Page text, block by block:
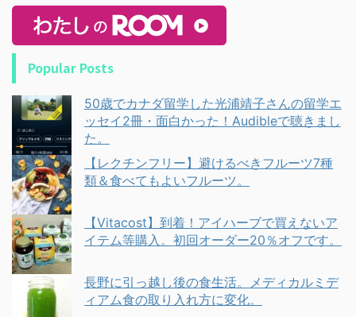
Popular Posts
50歳でカナダ留学した光浦靖子さんの留学エ
ッセイ2冊・面白かった！Audibleで聴きまし
た。
【レクチンフリー】避けるべきフルーツ7種
類＆食べてもよいフルーツ。
【Vitacost】到着！アイハーブで買えないア
イテム等購入。初回オーダー20％オフです。
長野に引っ越し後の食生活。メディカルミデ
ィアム食の取り入れ方に変化。